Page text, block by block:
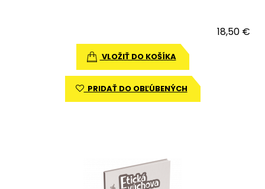
18,50 €
VLOŽIŤ DO KOŠÍKA
PRIDAŤ DO OBĽÚBENÝCH